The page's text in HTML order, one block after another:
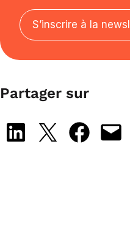
S’inscrire à la
Partager sur
Share on LinkedIn
Share on X Share on Facebook
Email this Page